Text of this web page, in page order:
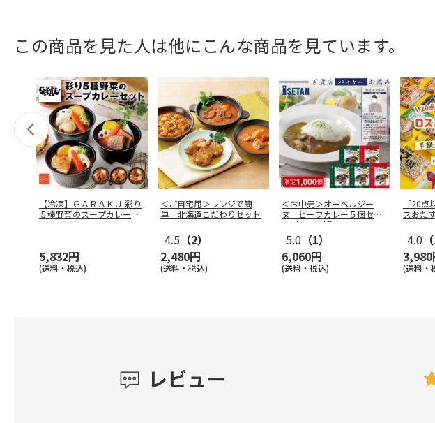
この商品を見た人は他にこんな商品を見ています。
【冷凍】ＧＡＲＡＫＵ 彩り
５種野菜のスープカレーセ
5,832円
(送料・税込)
＜ご自宅用＞レンジで簡
単 北海道こだわりセット
4.5 （2）
2,480円
(送料・税込)
＜お中元＞オーベルジー
ヌ ビーフカレー５個セッ
ト（東日本版
5.0 （1）
6,060円
(送料・税込)
「20
スおた
4.0
3,980
(送料・
レビュー